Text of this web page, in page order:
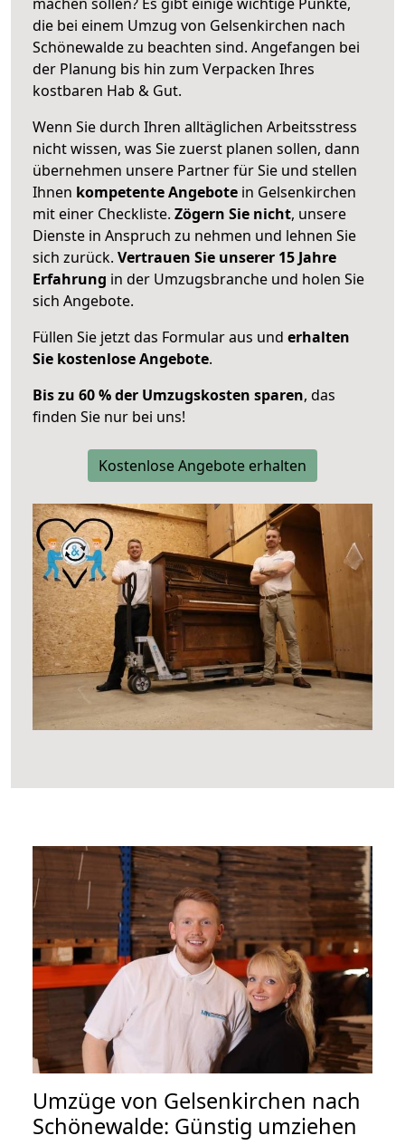
die bei einem Umzug von Gelsenkirchen nach
Schönewalde zu beachten sind. Angefangen bei
der Planung bis hin zum Verpacken Ihres
kostbaren Hab & Gut.
Wenn Sie durch Ihren alltäglichen Arbeitsstress
nicht wissen, was Sie zuerst planen sollen, dann
übernehmen unsere Partner für Sie und stellen
Ihnen kompetente Angebote in Gelsenkirchen
mit einer Checkliste. Zögern Sie nicht, unsere
Dienste in Anspruch zu nehmen und lehnen Sie
sich zurück. Vertrauen Sie unserer 15 Jahre
Erfahrung in der Umzugsbranche und holen Sie
sich Angebote.
Füllen Sie jetzt das Formular aus und erhalten
Sie kostenlose Angebote.
Bis zu 60 % der Umzugskosten sparen, das
finden Sie nur bei uns!
Kostenlose Angebote erhalten
Umzüge von Gelsenkirchen nach
Schönewalde: Günstig umziehen